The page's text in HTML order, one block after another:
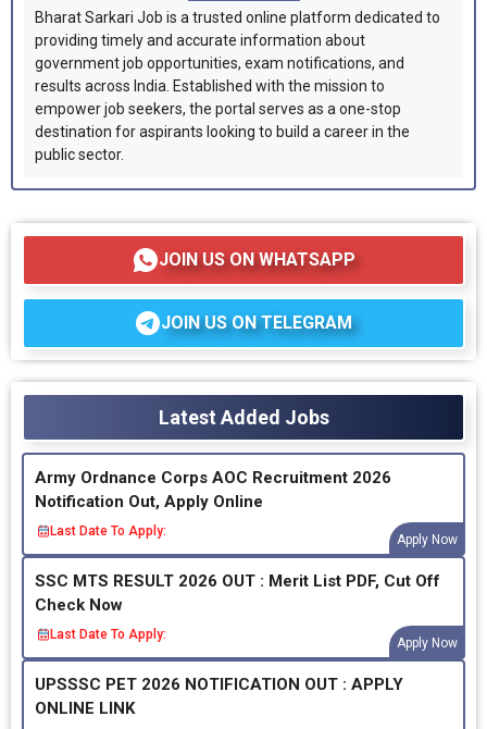
Bharat Sarkari Job is a trusted online platform dedicated to
providing timely and accurate information about
government job opportunities, exam notifications, and
results across India. Established with the mission to
empower job seekers, the portal serves as a one-stop
destination for aspirants looking to build a career in the
public sector.
JOIN US ON WHATSAPP
JOIN US ON TELEGRAM
Latest Added Jobs
Army Ordnance Corps AOC Recruitment 2026
Notification Out, Apply Online
Last Date To Apply:
Apply Now
SSC MTS RESULT 2026 OUT : Merit List PDF, Cut Off
Check Now
Last Date To Apply:
Apply Now
UPSSSC PET 2026 NOTIFICATION OUT : APPLY
ONLINE LINK